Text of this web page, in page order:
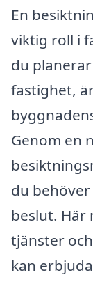
En
viktig roll i
du
fastighet,
Genom en
du
beslut. Här
tjänster
kan